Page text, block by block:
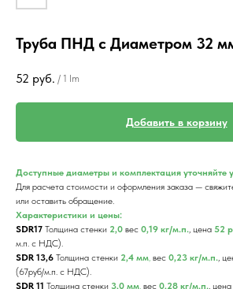
Труба ПНД с Диаметром 32
52 руб. / 1 lm
Добавить в корзину
Доступные диаметры и комплектация уточняйте
Для расчета стоимости и оформления заказа —
или оставить обращение.
Характеристики и цены:
SDR17 Толщина стенки 2,0 вес 0,19 кг/м.п., цена 52
м.п. с НДС).
SDR 13,6 Толщина стенки 2,4 мм, вес 0,23 кг/м.п.,
(67руб/м.п. с НДС).
SDR 11 Толщина стенки 3,0 мм, вес 0,28 кг/м.п., цена